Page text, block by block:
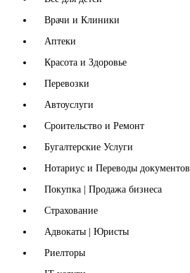
Врачи и Клиники
Аптеки
Красота и Здоровье
Перевозки
Автоуслуги
Сроительство и Ремонт
Бугалтерские Услуги
Нотариус и Переводы документов
Покупка | Продажа бизнеса
Страхование
Адвокаты | Юристы
Риелторы